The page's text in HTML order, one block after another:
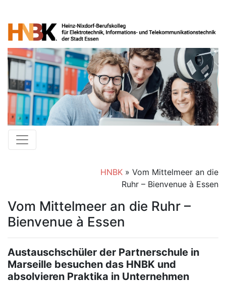
HNBK» Vom Mittelmeer an die
Ruhr – Bienvenue à Essen
Vom Mittelmeer an die Ruhr –
Bienvenue à Essen
Austauschschüler der Partnerschule in
Marseille besuchen das HNBK und
absolvieren Praktika in Unternehmen